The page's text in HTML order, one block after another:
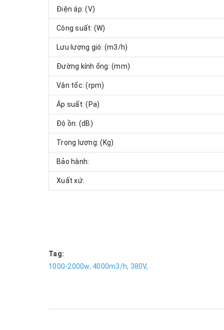
Điện áp: (V)
Công suất: (W)
Lưu lượng gió: (m3/h)
Đường kính ống: (mm)
Vận tốc: (rpm)
Áp suất: (Pa)
Độ ồn: (dB)
Trọng lượng: (Kg)
Bảo hành:
Xuất xứ:
Tag:
1000-2000w, 4000m3/h, 380V,